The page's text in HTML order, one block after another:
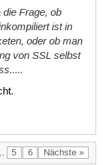
Frage, ob
ist in
oder ob man
von SSL selbst
5 6 Nächste »